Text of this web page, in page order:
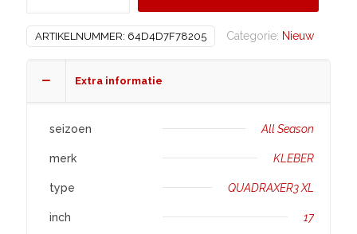
QUADRAXER3
aantal
ARTIKELNUMMER: 64D4D7F78205 Categorie: Nieuw
Extra informatie
seizoen All Season
merk KLEBER
type QUADRAXER3 XL
inch 17